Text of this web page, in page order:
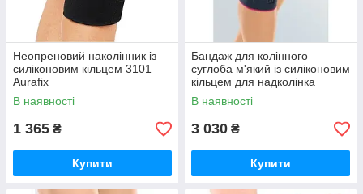
Неопреновий наколінник із
силіконовим кільцем 3101
Aurafix
В наявності
1 365 ₴
Купити
Бандаж для колінного
суглоба м'який із силіконовим
кільцем для надколінка
Genumedi стандартне стегно
В наявності
3 030 ₴
Купити